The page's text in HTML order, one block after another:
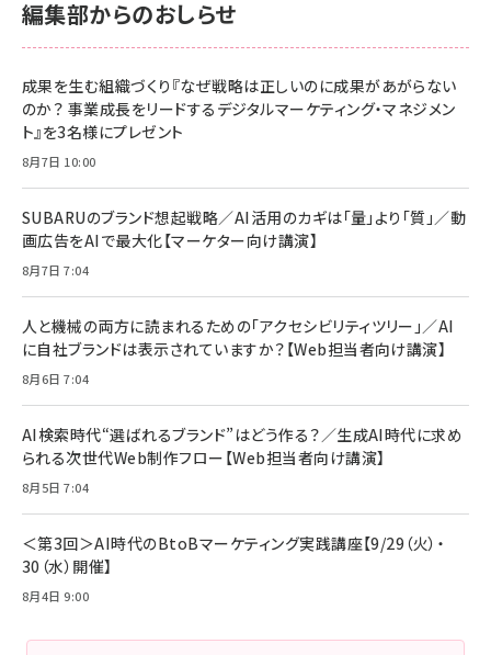
anan(アンアン)2026/06/24号 No.2500増刊
スペシャルエディション[王道エンタメの矜持／
￥1,100
anan(アンアン)2026/07/08号 No.2502[2026
￥880
ママ投資家が育休中に１億貯めた株式投資
組織の成果を最大化する ルールのデザイン
￥1,980
Amazonランキングをもっと見る
NIMASO ガラスフィルム iPhone 17 用 保護フィ
すい ガイド枠付き いPhone17 (6.3インチ) 対応
2枚セット DSP25F1698
￥1,599
￥6,980
全ワイヤレスイヤホン/アクティブノイズキャンセリ
技術基準適合】ブラック
￥5,990
ケーブル Anker絡まないケーブル 240W 結束バン
ド付き USB PD対応 シリコン素材採用 iPhone
17 / 16 / 15 / Galaxy iPad Pro MacBook
Pro/Air 各種対応 (1.8m ミッドナイトブラック)
￥1,890
Amazon eギフトカード - Amazonロゴ - クラ
￥5,000
Anker PowerLine III Flow USB-C & USB-C
Pro/Air 各種対応 (1.8m ミッドナイトブラック)
￥1,890
サッポロ 生ビール 黒ラベル 350ml 缶 24本 ビー
ル ケース買い【6/30応募〆切! 黒ラベルビヤセラー
￥4,857
編集部からのおしらせ
成果を生む組織づくり『なぜ戦略は正しいのに成果があがらない
のか？ 事業成長をリードするデジタルマーケティング・マネジメン
ト』を3名様にプレゼント
8月7日 10:00
SUBARUのブランド想起戦略／AI活用のカギは「量」より「質」／動
画広告をAIで最大化【マーケター向け講演】
8月7日 7:04
人と機械の両方に読まれるための「アクセシビリティツリー」／AI
に自社ブランドは表示されていますか？【Web担当者向け講演】
8月6日 7:04
AI検索時代“選ばれるブランド”はどう作る？／生成AI時代に求め
られる次世代Web制作フロー【Web担当者向け講演】
8月5日 7:04
＜第3回＞AI時代のBtoBマーケティング実践講座【9/29（火）・
30（水）開催】
8月4日 9:00